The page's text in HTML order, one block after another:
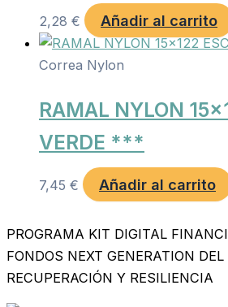
2,28 € Añadir al carrito
Correa Nylon
RAMAL NYLON
VERDE ***
7,45 € Añadir al carrito
PROGRAMA KIT DIGITAL
FONDOS NEXT GENERATION
RECUPERACIÓN Y RESILIENCIA